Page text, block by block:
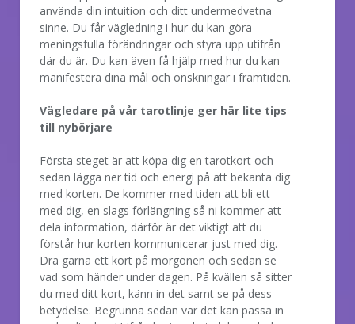
använda din intuition och ditt undermedvetna
sinne. Du får vägledning i hur du kan göra
meningsfulla förändringar och styra upp utifrån
där du är. Du kan även få hjälp med hur du kan
manifestera dina mål och önskningar i framtiden.
Vägledare på vår tarotlinje ger här lite tips
till nybörjare
Första steget är att köpa dig en tarotkort och
sedan lägga ner tid och energi på att bekanta dig
med korten. De kommer med tiden att bli ett
med dig, en slags förlängning så ni kommer att
dela information, därför är det viktigt att du
förstår hur korten kommunicerar just med dig.
Dra gärna ett kort på morgonen och sedan se
vad som händer under dagen. På kvällen så sitter
du med ditt kort, känn in det samt se på dess
betydelse. Begrunna sedan var det kan passa in